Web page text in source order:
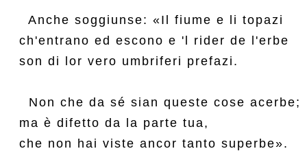
  Anche soggiunse: «Il fiume e li topazi
ch'entrano ed escono e 'l rider de l'erbe
son di lor vero umbriferi prefazi.
  Non che da sé sian queste cose acerbe;
ma è difetto da la parte tua,
che non hai viste ancor tanto superbe».